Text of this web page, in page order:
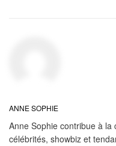
ANNE SOPHIE
Anne Sophie contribue à la
célébrités, showbiz et